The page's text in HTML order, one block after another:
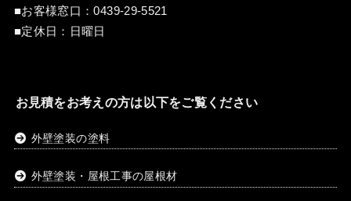
■お客様窓口：0439-29-5521
■定休日：日曜日
お見積をお考えの方は以下をご覧ください
外壁塗装の塗料
外壁塗装・屋根工事の屋根材